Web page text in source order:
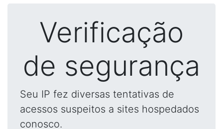
Verificação
de segurança
Seu IP fez diversas tentativas de
acessos suspeitos a sites hospedados
conosco.